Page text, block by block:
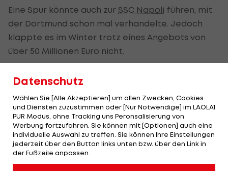
Eine Spur könnte auch zur SSC Napoli führen, mit
der Dortmund schon mal verhandelte. Jedoch
klappte es im Winter trotz eines Angebots von
über 50 Millionen Euro nicht.
Adeyemi für eine Ablösesumme zwischen 45 und
50 Millionen Euro ziehen zu lassen. AuchAC Milan
wird als Interessent genannt.
Ein anderes Ziel könnte auch diePremier League
sein. Nach Sky-Informationen haben Chelsea und
Newcastle bereits Ende Mai nach Adeyemi
Datenschutz
Wählen Sie [Alle Akzeptieren] um allen Zwecken, Cookies
und Diensten zuzustimmen oder [Nur Notwendige] im LAOLA1
PUR Modus, ohne Tracking uns Peronsalisierung von
Werbung fortzufahren. Sie können mit [Optionen] auch eine
individuelle Auswahl zu treffen. Sie können Ihre Einstellungen
jederzeit über den Button links unten bzw. über den Link in
der Fußzeile anpassen.